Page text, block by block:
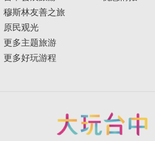
穆斯林友善之旅
原民观光
更多主题旅游
更多好玩游程